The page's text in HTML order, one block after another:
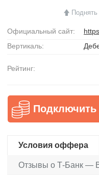
Поднять
Официальный сайт:
Вертикаль:
Рейтинг:
Условия оффера
Отзывы о Т-Банк —